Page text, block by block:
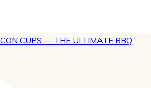
CUPS — THE ULTIMATE BBQ